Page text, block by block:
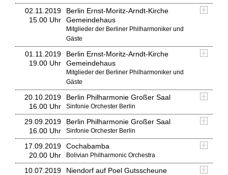
02.11.2019
15.00 Uhr
Berlin Ernst-Moritz-Arndt-Kirche
Gemeindehaus
Mitglieder der Berliner Philharmoniker und
Gäste
01.11.2019
19.00 Uhr
Berlin Ernst-Moritz-Arndt-Kirche
Gemeindehaus
Mitglieder der Berliner Philharmoniker und
Gäste
20.10.2019
16.00 Uhr
Berlin Philharmonie Großer Saal
Sinfonie Orchester Berlin
29.09.2019
16.00 Uhr
Berlin Philharmonie Großer Saal
Sinfonie Orchester Berlin
17.09.2019
20.00 Uhr
Cochabamba
Bolivian Philharmonic Orchestra
10.07.2019
Niendorf auf Poel Gutsscheune